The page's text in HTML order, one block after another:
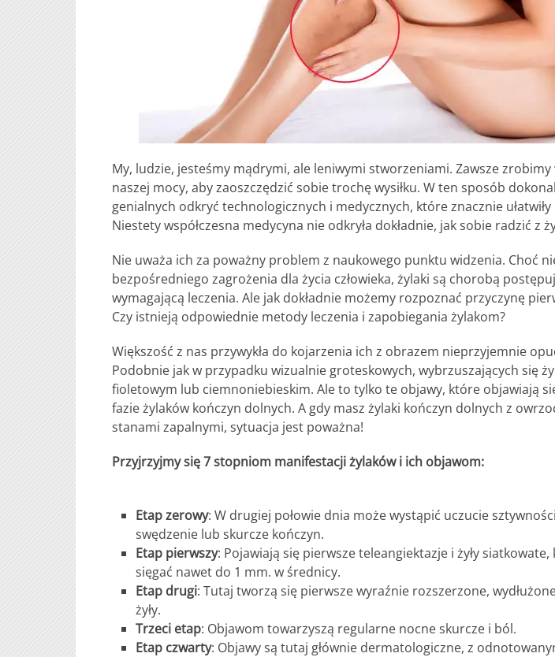
My, ludzie, jesteśmy mądrymi, ale leniwymi stworzeniami. Zawsze zrobimy
naszej mocy, aby zaoszczędzić sobie trochę wysiłku. W ten sposób
genialnych odkryć technologicznych i medycznych, które znacznie ułatwiły
Niestety współczesna medycyna nie odkryła dokładnie, jak sobie radzić z
Nie uważa ich za poważny problem z naukowego punktu widzenia. Choć
bezpośredniego zagrożenia dla życia człowieka, żylaki są chorobą
wymagającą leczenia. Ale jak dokładnie możemy rozpoznać przyczynę
Czy istnieją odpowiednie metody leczenia i zapobiegania żylakom?
Większość z nas przywykła do kojarzenia ich z obrazem nieprzyjemnie
Podobnie jak w przypadku wizualnie groteskowych, wybrzuszających się
fioletowym lub ciemnoniebieskim. Ale to tylko te objawy, które objawiają
fazie żylaków kończyn dolnych. A gdy masz żylaki kończyn dolnych z
stanami zapalnymi, sytuacja jest poważna!
Przyjrzyjmy się 7 stopniom manifestacji żylaków i ich objawom:
Etap zerowy: W drugiej połowie dnia może wystąpić uczucie
swędzenie lub skurcze kończyn.
Etap pierwszy: Pojawiają się pierwsze teleangiektazje i żyły
sięgać nawet do 1 mm. w średnicy.
Etap drugi: Tutaj tworzą się pierwsze wyraźnie rozszerzone,
żyły.
Trzeci etap: Objawom towarzyszą regularne nocne skurcze i ból.
Etap czwarty: Objawy są tutaj głównie dermatologiczne, z